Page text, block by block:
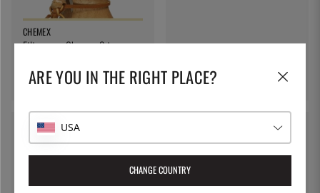
CHEMEX
Filtre pour Chemex 3 tasses
15 €
ARE YOU IN THE RIGHT PLACE?
USA
CHANGE COUNTRY